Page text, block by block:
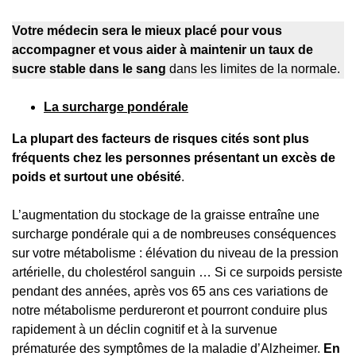
Votre médecin sera le mieux placé pour vous
accompagner et vous aider à maintenir un taux de
sucre stable dans le sang dans les limites de la normale.
La surcharge pondérale
La plupart des facteurs de risques cités sont plus
fréquents chez les personnes présentant un excès de
poids et surtout une obésité.
L’augmentation du stockage de la graisse entraîne une
surcharge pondérale qui a de nombreuses conséquences
sur votre métabolisme : élévation du niveau de la pression
artérielle, du cholestérol sanguin … Si ce surpoids persiste
pendant des années, après vos 65 ans ces variations de
notre métabolisme perdureront et pourront conduire plus
rapidement à un déclin cognitif et à la survenue
prématurée des symptômes de la maladie d’Alzheimer. En